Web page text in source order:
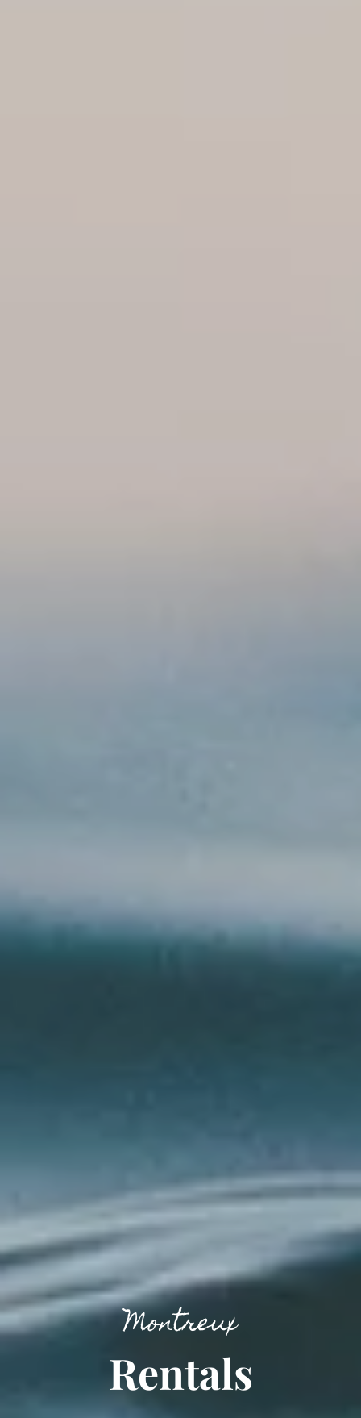
Montreux
Rentals